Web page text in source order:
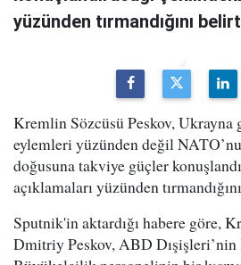
yüzünden tırmandığını
Kremlin Sözcüsü Peskov, Ukrayna
eylemleri yüzünden değil
doğusuna takviye güçler
açıklamaları yüzünden
Sputnik'in aktardığı habere göre,
Dmitriy Peskov, ABD